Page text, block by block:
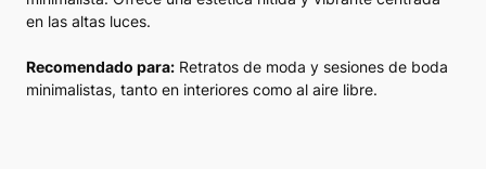
en las altas luces.
Recomendado para: Retratos de moda y sesiones de boda
minimalistas, tanto en interiores como al aire libre.